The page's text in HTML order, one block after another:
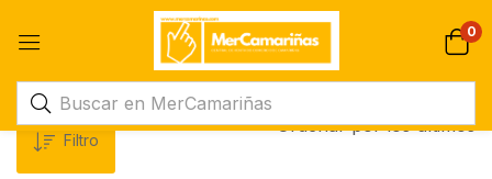
0
Filtro
Ordenar por los últimos